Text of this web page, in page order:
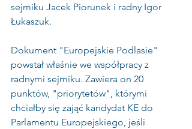
sejmiku Jacek Piorunek i radny Igor
Łukaszuk.
Dokument "Europejskie Podlasie"
powstał właśnie we współpracy z
radnymi sejmiku. Zawiera on 20
punktów, "priorytetów", którymi
chciałby się zająć kandydat KE do
Parlamentu Europejskiego, jeśli